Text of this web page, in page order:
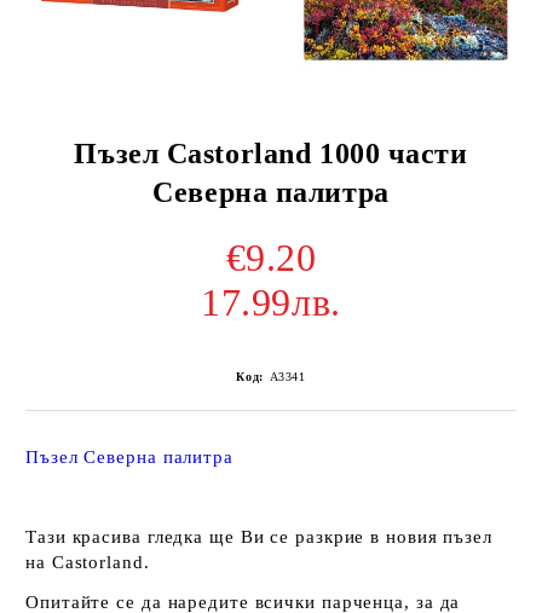
Пъзел Castorland 1000 части
Северна палитра
€9.20
17.99лв.
Код: A3341
Пъзел Северна палитра
Тази красива гледка ще Ви се разкрие в новия пъзел
на Castorland.
Опитайте се да наредите всички парченца, за да